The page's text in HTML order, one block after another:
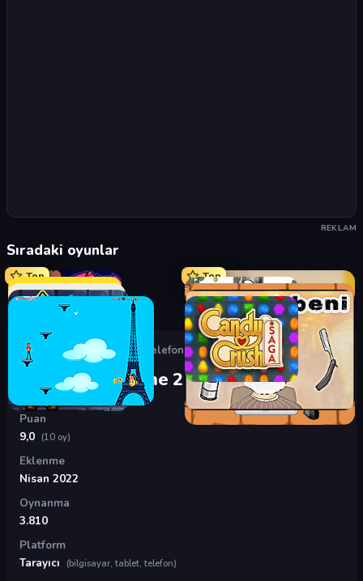
REKLAM
Sıradaki oyunlar
Top Top
Oyunlar Beceri Oyunları Telefon Şarj Etme 2
Telefon Şarj Etme 2
Puan
9,0 (10 oy)
Eklenme
Nisan 2022
Oynanma
3.810
Platform
Tarayıcı
(bilgisayar, tablet, telefon)